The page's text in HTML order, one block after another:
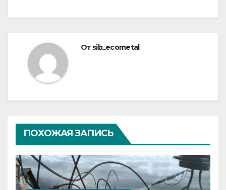
От sib_ecometal
ПОХОЖАЯ ЗАПИСЬ